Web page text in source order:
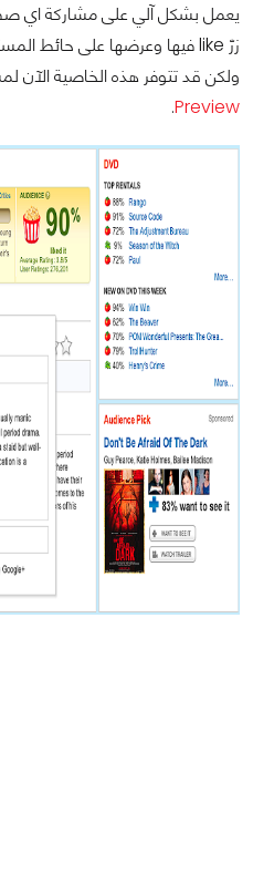
يعمل بشكل آلي على مشاركة اي
زرّ like فيها وعرضها على حائط المستخدم بالفيس بوك.
ولكن قد تتوفر هذه الخاصية الآن
Preview
.